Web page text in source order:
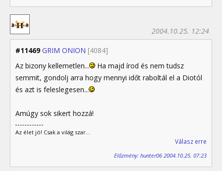
#11469 GRIM ONION [4084]
2004.10.25. 12:24
Az bizony kellemetlen...
Ha majd írod és nem tudsz
semmit, gondolj arra hogy mennyi időt raboltál el a Diotól
és azt is feleslegesen...
Amúgy sok sikert hozzá!
Az élet jó! Csak a világ szar...
Válasz erre
Előzmény: hunter06 2004.10.25. 07:23